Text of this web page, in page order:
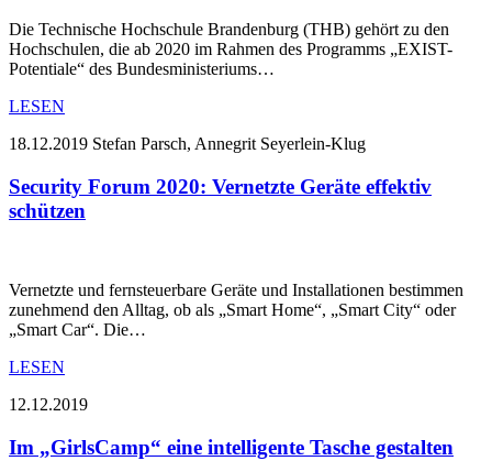
Die Technische Hochschule Brandenburg (THB) gehört zu den
Hochschulen, die ab 2020 im Rahmen des Programms „EXIST-
Potentiale“ des Bundesministeriums…
LESEN
18.12.2019 Stefan Parsch, Annegrit Seyerlein-Klug
Security Forum 2020: Vernetzte Geräte effektiv
schützen
Vernetzte und fernsteuerbare Geräte und Installationen bestimmen
zunehmend den Alltag, ob als „Smart Home“, „Smart City“ oder
„Smart Car“. Die…
LESEN
12.12.2019
Im „GirlsCamp“ eine intelligente Tasche gestalten